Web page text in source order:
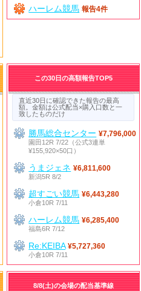
ハーレム競馬 報告4件
この30日の高額報告TOP5
直近30日に確認できた報告の最高
額。金額は公式配当×購入口数と一
致したものだけ
勝馬総合センター ¥7,796,000
園田12R 7/22（公式3連単
¥155,920×50口）
うまジェネ ¥6,811,600
新潟5R 8/2
超すごい競馬 ¥6,443,280
小倉10R 7/11
ハーレム競馬 ¥6,285,400
福島6R 7/12
Re:KEIBA ¥5,727,360
小倉10R 7/11
8/8(土)の会場の配当基準線